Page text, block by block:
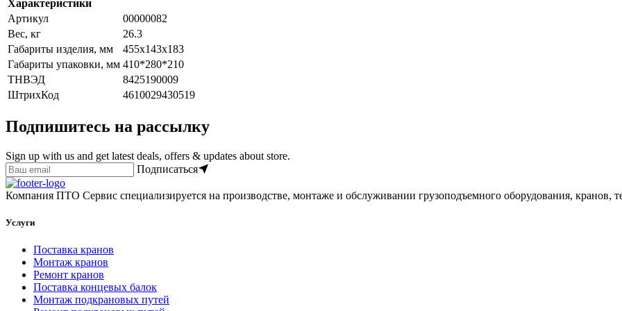
Характеристики
Артикул
00000082
Вес, кг
26.3
Габариты изделия, мм
455х143х183
Габариты упаковки, мм 410*280*210
ТНВЭД
8425190009
ШтрихКод
4610029430519
Подпишитесь на рассылку
Sign up with us and get latest deals, offers & updates about store.
Подписаться
Компания ПТО Сервис специализируется на производстве, монтаже и обслуживании грузоподъемного оборудования, кранов,
Услуги
Поставка кранов
Монтаж кранов
Ремонт кранов
Поставка концевых балок
Монтаж подкрановых путей